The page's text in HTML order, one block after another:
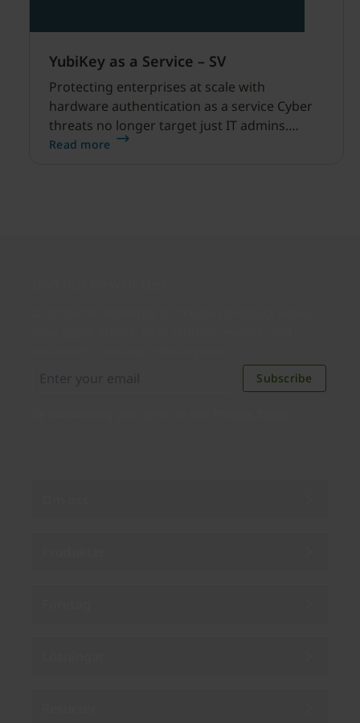
YubiKey as a Service – SV
Protecting enterprises at scale with
hardware authentication as a service Cyber
threats no longer target just IT admins.
Every user, even employees and customers,
Read more
Subscribe